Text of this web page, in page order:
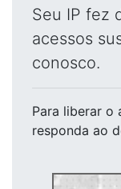
Seu IP fez
acessos
conosco.
Para liberar o
responda ao